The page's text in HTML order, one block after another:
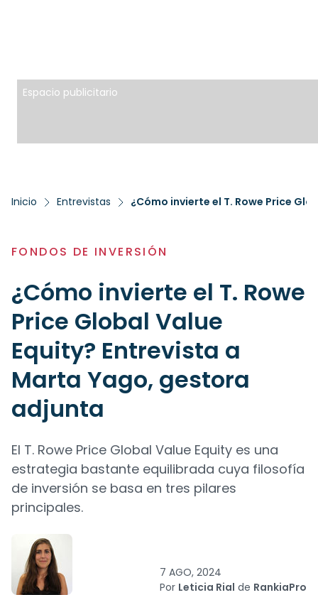
Espacio publicitario
Inicio Entrevistas ¿Cómo invierte el T. Rowe Price
FONDOS DE INVERSIÓN
¿Cómo invierte el T. Rowe
Price Global Value
Equity? Entrevista a
Marta Yago, gestora
adjunta
El T. Rowe Price Global Value Equity es una
estrategia bastante equilibrada cuya filosofía
de inversión se basa en tres pilares
principales.
7 AGO, 2024
Por Leticia Rial de RankiaPro